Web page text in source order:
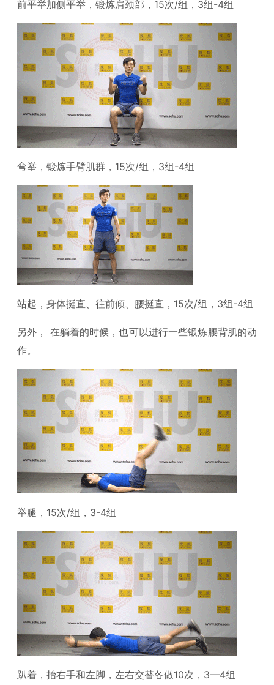
前平举加侧平举，锻炼肩颈部，15次/组，3组-4组
弯举，锻炼手臂肌群，15次/组，3组-4组
站起，身体挺直、往前倾、腰挺直，15次/组，3组-4组
另外， 在躺着的时候，也可以进行一些锻炼腰背肌的动
作。
举腿，15次/组，3-4组
趴着，抬右手和左脚，左右交替各做10次，3—4组